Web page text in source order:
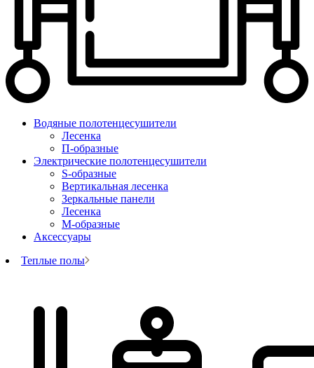
Водяные полотенцесушители
Лесенка
П-образные
Электрические полотенцесушители
S-образные
Вертикальная лесенка
Зеркальные панели
Лесенка
М-образные
Аксессуары
Теплые полы